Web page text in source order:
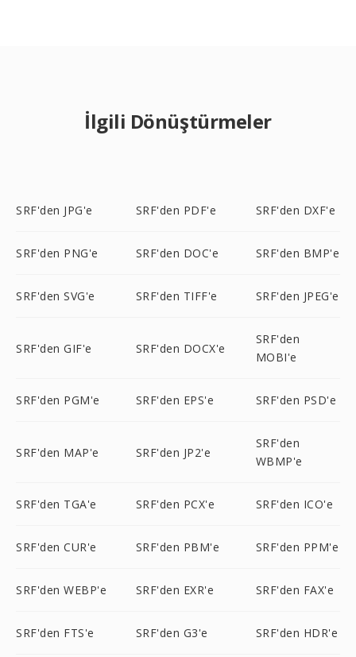
İlgili Dönüştürmeler
SRF'den JPG'e SRF'den PDF'e SRF'den DXF'e
SRF'den PNG'e SRF'den DOC'e SRF'den BMP'e
SRF'den SVG'e SRF'den TIFF'e SRF'den JPEG'e
SRF'den GIF'e SRF'den DOCX'e
SRF'den
MOBI'e
SRF'den PGM'e SRF'den EPS'e SRF'den PSD'e
SRF'den MAP'e SRF'den JP2'e
SRF'den
WBMP'e
SRF'den TGA'e SRF'den PCX'e SRF'den ICO'e
SRF'den CUR'e SRF'den PBM'e SRF'den PPM'e
SRF'den WEBP'e SRF'den EXR'e SRF'den FAX'e
SRF'den FTS'e SRF'den G3'e SRF'den HDR'e